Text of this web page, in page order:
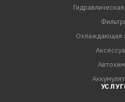
- Длительная и надежная
трансмиссий в условиях
обеспечивает стабильную
Охлаждающая